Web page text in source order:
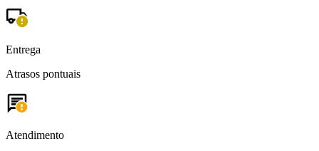
Entrega
Atrasos pontuais
Atendimento